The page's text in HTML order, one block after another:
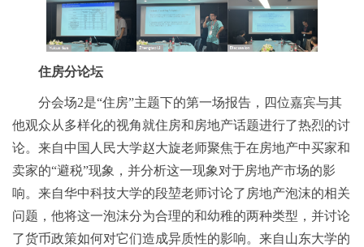
住房分论坛
分会场2是“住房”主题下的第一场报告，四位嘉宾与其
他观众从多样化的视角就住房和房地产话题进行了热烈的讨
论。来自中国人民大学赵大旋老师聚焦于在房地产中买家和
卖家的“避税”现象，并分析这一现象对于房地产市场的影
响。来自华中科技大学的段堃老师讨论了房地产泡沫的相关
问题，他将这一泡沫分为合理的和幼稚的两种类型，并讨论
了货币政策如何对它们造成异质性的影响。来自山东大学的